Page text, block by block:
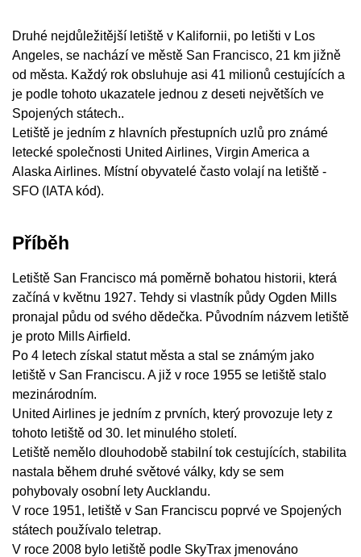
Druhé nejdůležitější letiště v Kalifornii, po letišti v Los
Angeles, se nachází ve městě San Francisco, 21 km jižně
od města. Každý rok obsluhuje asi 41 milionů cestujících a
je podle tohoto ukazatele jednou z deseti největších ve
Spojených státech..
Letiště je jedním z hlavních přestupních uzlů pro známé
letecké společnosti United Airlines, Virgin America a
Alaska Airlines. Místní obyvatelé často volají na letiště -
SFO (IATA kód).
Příběh
Letiště San Francisco má poměrně bohatou historii, která
začíná v květnu 1927. Tehdy si vlastník půdy Ogden Mills
pronajal půdu od svého dědečka. Původním názvem letiště
je proto Mills Airfield.
Po 4 letech získal statut města a stal se známým jako
letiště v San Franciscu. A již v roce 1955 se letiště stalo
mezinárodním.
United Airlines je jedním z prvních, který provozuje lety z
tohoto letiště od 30. let minulého století.
Letiště nemělo dlouhodobě stabilní tok cestujících, stabilita
nastala během druhé světové války, kdy se sem
pohybovaly osobní lety Aucklandu.
V roce 1951, letiště v San Franciscu poprvé ve Spojených
státech používalo teletrap.
V roce 2008 bylo letiště podle SkyTrax jmenováno